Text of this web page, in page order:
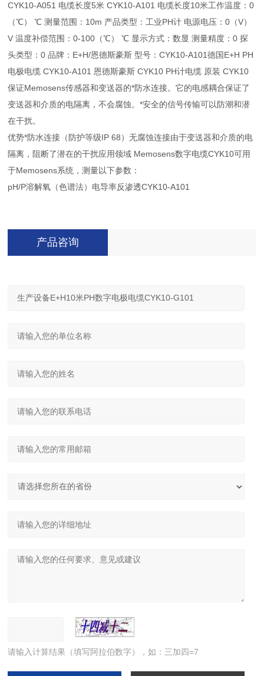
CYK10-A051 电缆长度5米 CYK10-A101 电缆长度10米工作温度：0
（℃） ℃ 测量范围：10m 产品类型：工业PH计 电源电压：0（V）
V 温度补偿范围：0-100（℃） ℃ 显示方式：数显 测量精度：0 探
头类型：0 品牌：E+H/恩德斯豪斯 型号：CYK10-A101德国E+H PH
电极电缆 CYK10-A101 恩德斯豪斯 CYK10 PH计电缆 原装 CYK10
保证Memosens传感器和变送器的*防水连接。它的电感耦合保证了
变送器和介质的电隔离，不会腐蚀。*安全的信号传输可以防潮和潜
在干扰。
优势*防水连接（防护等级IP 68）无腐蚀连接由于变送器和介质的电
隔离，阻断了潜在的干扰应用领域 Memosens数字电缆CYK10可用
于Memosens系统，测量以下参数：
pH/P溶解氧（色谱法）电导率反渗透CYK10-A101
产品咨询
请输入计算结果（填写阿拉伯数字），如：三加四=7